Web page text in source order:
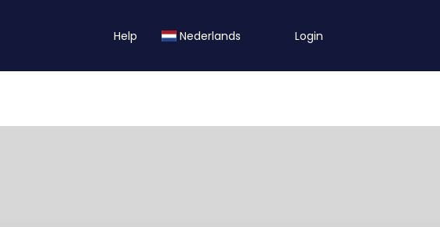
Help Nederlands Login